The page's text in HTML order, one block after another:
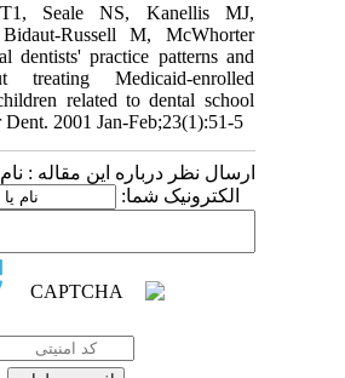
Seale NS, Kanellis MJ,
Bidaut-Russell M, McWhorter
dentists' practice patterns and
treating Medicaid-enrolled
children related to dental school
Dent. 2001 Jan-Feb;23(1):51-5
ارسال نظر درباره این مقاله :
الکترونیک شما: